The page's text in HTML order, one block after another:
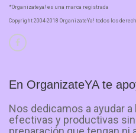
*Organizateya! es una marca registrada
Copyright 2004-2018 OrganizateYa! todos los
En OrganizateYA te
Nos dedicamos a ayudar
efectivas y productivas